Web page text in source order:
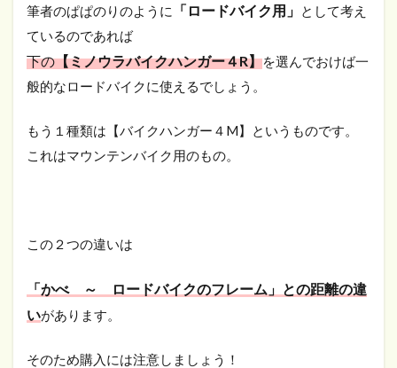
筆者のぱぱのりのように 「ロードバイク用」
として考え
ているのであれば
下の【ミノウラバイクハンガー４R】を選んでおけば一
般的なロードバイクに使えるでしょう。
もう１種類は【バイクハンガー４M】というものです。
これはマウンテンバイク用のもの。
この２つの違いは
「かべ ～ ロードバイクのフレーム」との距離の違
いがあります。
そのため購入には注意しましょう！